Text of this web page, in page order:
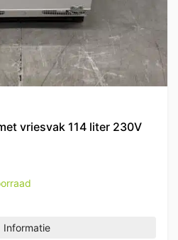
vriesvak 114 liter 230V
Informatie